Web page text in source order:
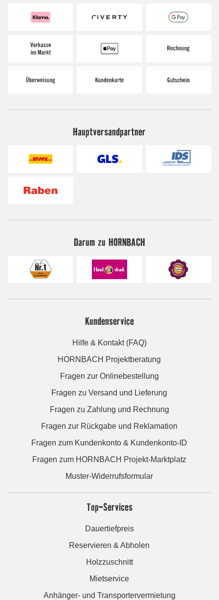
Hauptversandpartner
Darum zu HORNBACH
Kundenservice
Hilfe & Kontakt (FAQ)
HORNBACH Projektberatung
Fragen zur Onlinebestellung
Fragen zu Versand und Lieferung
Fragen zu Zahlung und Rechnung
Fragen zur Rückgabe und Reklamation
Fragen zum Kundenkonto & Kundenkonto-ID
Fragen zum HORNBACH Projekt-Marktplatz
Muster-Widerrufsformular
Top-Services
Dauertiefpreis
Reservieren & Abholen
Holzzuschnitt
Mietservice
Anhänger- und Transportervermietung